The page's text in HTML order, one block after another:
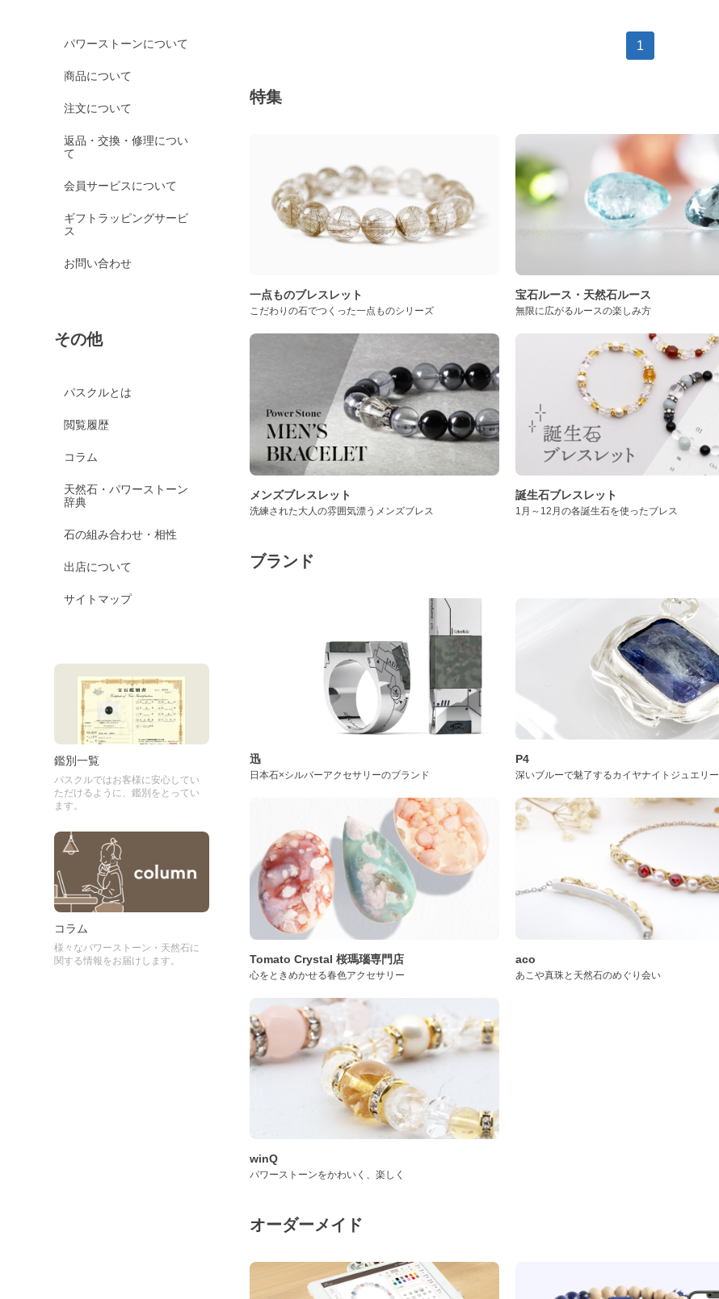
パワーストーンについて
商品について
注文について
返品・交換・修理につい
て
会員サービスについて
ギフトラッピングサービ
ス
お問い合わせ
その他
パスクルとは
閲覧履歴
コラム
天然石・パワーストーン
辞典
石の組み合わせ・相性
出店について
サイトマップ
鑑別一覧
パスクルではお客様に安心してい
ただけるように、鑑別をとってい
ます。
コラム
様々なパワーストーン・天然石に
関する情報をお届けします。
1
特集
一点ものブレスレット
こだわりの石でつくった一点ものシリーズ
宝石ルース・天然石ルース
無限に広がるルースの楽しみ方
メンズブレスレット
洗練された大人の雰囲気漂うメンズブレス
誕生石ブレスレット
1月～12月の各誕生石を使ったブレス
ブランド
迅
日本石×シルバーアクセサリーのブランド
P4
深いブルーで魅了するカイヤナイトジュエリー
Tomato Crystal 桜瑪瑙専門店
心をときめかせる春色アクセサリー
aco
あこや真珠と天然石のめぐり会い
winQ
パワーストーンをかわいく、楽しく
オーダーメイド